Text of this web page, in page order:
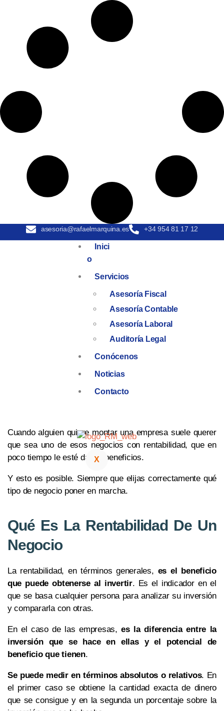
asesoria@rafaelmarquina.es +34 954 81 17 12
Inici
O
Servicios
Asesoría Fiscal
Asesoría Contable
Asesoría Laboral
Auditoría Legal
Conócenos
Noticias
Contacto
X
Cuando alguien quiere montar una empresa suele querer
que sea uno de esos negocios con rentabilidad, que en
poco tiempo le esté dando beneficios.
Y esto es posible. Siempre que elijas correctamente qué
tipo de negocio poner en marcha.
Qué Es La Rentabilidad De Un
Negocio
La rentabilidad, en términos generales, es el beneficio
que puede obtenerse al invertir. Es el indicador en el
que se basa cualquier persona para analizar su inversión
y compararla con otras.
En el caso de las empresas,es la diferencia entre la
inversión que se hace en ellas y el potencial de
beneficio que tienen.
Se puede medir en términos absolutos o relativos. En
el primer caso se obtiene la cantidad exacta de dinero
que se consigue y en la segunda un porcentaje sobre la